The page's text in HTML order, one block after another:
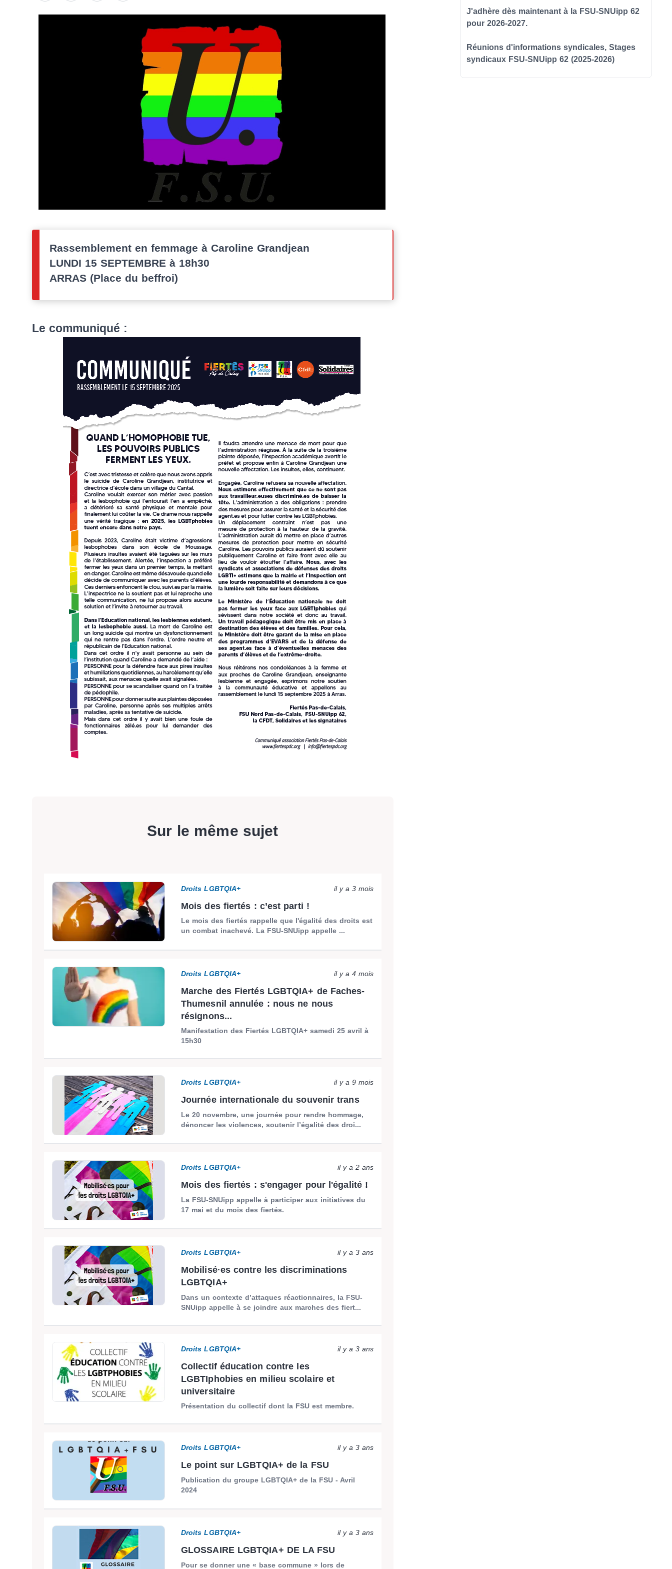
Rassemblement en femmage à Caroline Grandjean
LUNDI 15 SEPTEMBRE à 18h30
ARRAS (Place du beffroi)
Le communiqué :
Sur le même sujet
Droits LGBTQIA+ il y a 3 mois
Mois des fiertés : c’est parti !
Le mois des fiertés rappelle que l'égalité des droits est
un combat inachevé. La FSU-SNUipp appelle ...
Droits LGBTQIA+ il y a 4 mois
Marche des Fiertés LGBTQIA+ de Faches-
Thumesnil annulée : nous ne nous
résignons...
Manifestation des Fiertés LGBTQIA+ samedi 25 avril à
15h30
Droits LGBTQIA+ il y a 9 mois
Journée internationale du souvenir trans
Le 20 novembre, une journée pour rendre hommage,
dénoncer les violences, soutenir l’égalité des droi...
Droits LGBTQIA+ il y a 2 ans
Mois des fiertés : s'engager pour l'égalité !
La FSU-SNUipp appelle à participer aux initiatives du
17 mai et du mois des fiertés.
Droits LGBTQIA+ il y a 3 ans
Mobilisé·es contre les discriminations
LGBTQIA+
Dans un contexte d’attaques réactionnaires, la FSU-
SNUipp appelle à se joindre aux marches des fiert...
Droits LGBTQIA+ il y a 3 ans
Collectif éducation contre les
LGBTIphobies en milieu scolaire et
universitaire
Présentation du collectif dont la FSU est membre.
Droits LGBTQIA+ il y a 3 ans
Le point sur LGBTQIA+ de la FSU
Publication du groupe LGBTQIA+ de la FSU - Avril
2024
Droits LGBTQIA+ il y a 3 ans
GLOSSAIRE LGBTQIA+ DE LA FSU
Pour se donner une « base commune » lors de
J'adhère dès maintenant à la FSU-SNUipp 62
pour 2026-2027.
Réunions d'informations syndicales, Stages
syndicaux FSU-SNUipp 62 (2025-2026)